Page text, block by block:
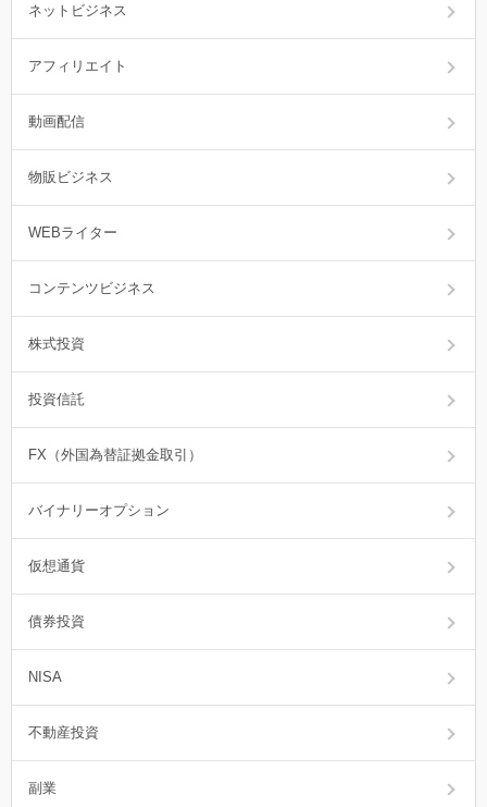
ネットビジネス
アフィリエイト
動画配信
物販ビジネス
WEBライター
コンテンツビジネス
株式投資
投資信託
FX（外国為替証拠金取引）
バイナリーオプション
仮想通貨
債券投資
NISA
不動産投資
副業